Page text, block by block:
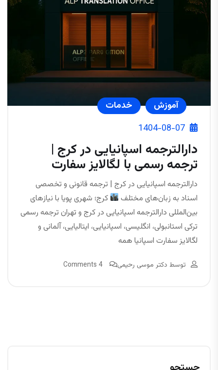
آموزش
خدمات
1404-08-07
دارالترجمه اسپانیایی در کرج |
ترجمه رسمی با لگالایز سفارت
دارالترجمه اسپانیایی در کرج | ترجمه قانونی و تخصصی
اسناد به زبان‌های مختلف
کرج؛ شهری پویا با نیازهای
بین‌المللی دارالترجمه اسپانیایی در کرج و تهران ترجمه رسمی
ترکی استانبولی، انگلیسی، اسپانیایی، ایتالیایی، آلمانی و
لگالایز سفارت اسپانیا همه
توسط دکتر موسی رحیمی 4 Comments